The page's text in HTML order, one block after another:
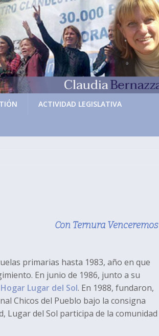
ACTIVIDAD LEGISLATIVA
Con Ternura Venceremos
primarias hasta 1983, año en que
En junio de 1986, junto a su
Hogar Lugar del Sol. En 1988, fundaron,
Chicos del Pueblo bajo la consigna
Lugar del Sol participa de la comunidad